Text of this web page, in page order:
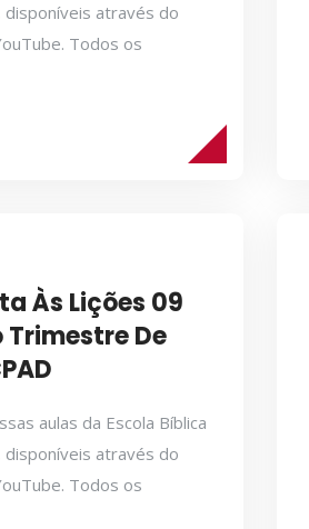
disponíveis através do
Todos os
Às Lições 09
Trimestre De
aulas da Escola Bíblica
disponíveis através do
Todos os